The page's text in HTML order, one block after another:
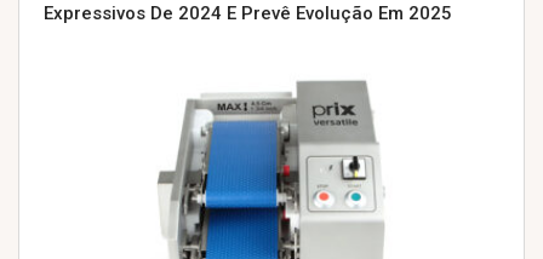
Expressivos De 2024 E Prevê Evolução Em 2025